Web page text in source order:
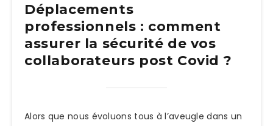
Déplacements
professionnels : comment
assurer la sécurité de vos
collaborateurs post Covid ?
Alors que nous évoluons tous à l’aveugle dans un